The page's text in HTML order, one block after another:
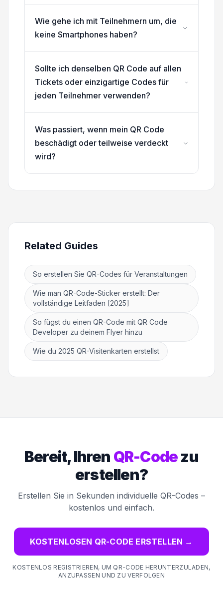
Wie gehe ich mit Teilnehmern um, die
keine Smartphones haben?
Sollte ich denselben QR Code auf allen
Tickets oder einzigartige Codes für
jeden Teilnehmer verwenden?
Was passiert, wenn mein QR Code
beschädigt oder teilweise verdeckt
wird?
Related Guides
So erstellen Sie QR-Codes für Veranstaltungen
Wie man QR-Code-Sticker erstellt: Der
vollständige Leitfaden [2025]
So fügst du einen QR-Code mit QR Code
Developer zu deinem Flyer hinzu
Wie du 2025 QR-Visitenkarten erstellst
Bereit, Ihren QR-Codezu
erstellen?
Erstellen Sie in Sekunden individuelle QR-Codes –
kostenlos und einfach.
KOSTENLOSEN QR-CODE ERSTELLEN →
KOSTENLOS REGISTRIEREN, UM QR-CODE HERUNTERZULADEN,
ANZUPASSEN UND ZU VERFOLGEN